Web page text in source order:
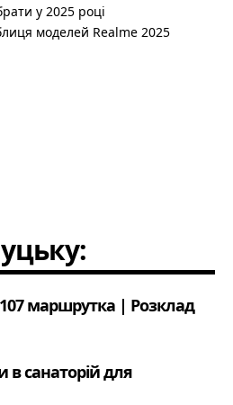
у 2025 році
моделей Realme 2025
107 маршрутка | Розклад
в санаторій для